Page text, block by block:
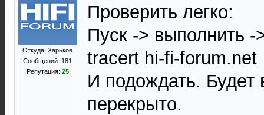
Откуда: Харьков
Сообщений: 181
Репутация: 25
Проверить легко:
Пуск -> выполнить -
tracert hi-fi-forum.net
И подождать. Будет
перекрыто.